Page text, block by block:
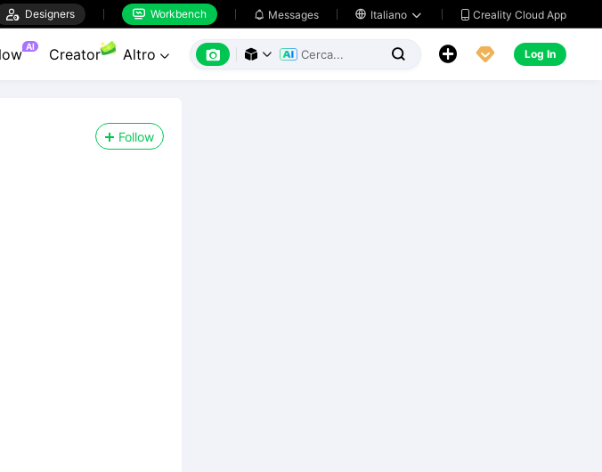
 Designers  Workbench  Messages  Italiano   Creality Cloud App
AI Creator Altro        Log In
Follow